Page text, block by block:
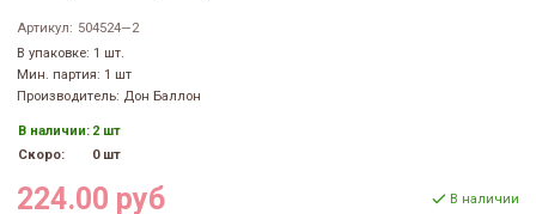
Артикул: 504524—2
В упаковке: 1 шт.
Мин. партия: 1 шт
Производитель: Дон Баллон
В наличии: 2 шт
Скоро:
0 шт
224.00 руб В наличии